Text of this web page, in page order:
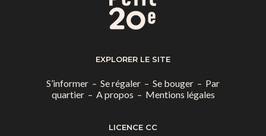
EXPLORER LE SITE
S’informer – Se régaler – Se bouger – Par
quartier– A propos – Mentions légales
LICENCE CC